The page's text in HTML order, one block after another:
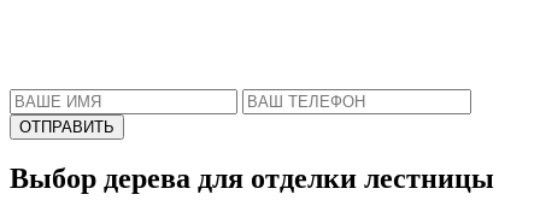
Выбор дерева для отделки лестницы